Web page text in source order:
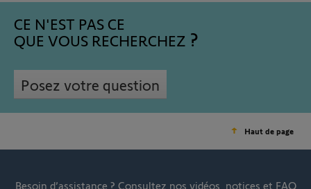
CE N'EST PAS CE
QUE VOUS RECHERCHEZ
Posez votre question
Haut de page
Besoin d’assistance ? Consultez nos vidéos, notices et FAQ